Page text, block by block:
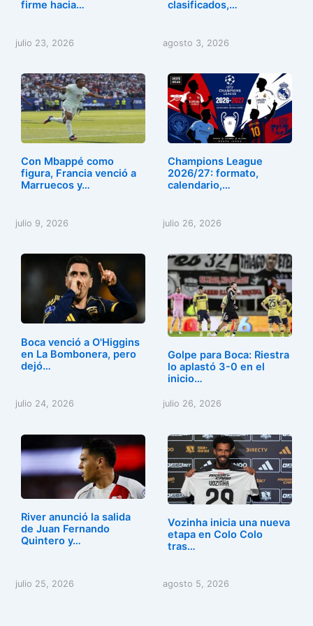
firme hacia…
julio 23, 2026
clasificados,…
agosto 3, 2026
Con Mbappé como
figura, Francia venció a
Marruecos y…
julio 9, 2026
Champions League
2026/27: formato,
calendario,…
julio 26, 2026
Boca venció a O'Higgins
en La Bombonera, pero
dejó…
julio 24, 2026
Golpe para Boca: Riestra
lo aplastó 3-0 en el
inicio…
julio 26, 2026
River anunció la salida
de Juan Fernando
Quintero y…
julio 25, 2026
Vozinha inicia una nueva
etapa en Colo Colo
tras…
agosto 5, 2026